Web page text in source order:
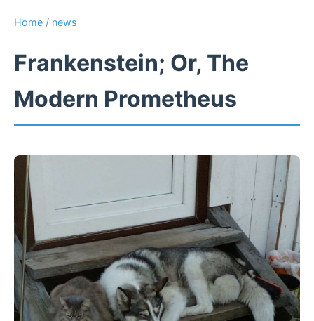
Home / news
Frankenstein; Or, The
Modern Prometheus